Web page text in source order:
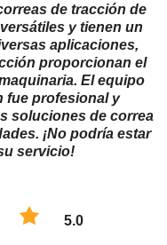
de tracción de
y tienen un
aplicaciones,
proporcionan el
El equipo
fue profesional y
soluciones de correa
¡No podría estar
servicio!
5.0